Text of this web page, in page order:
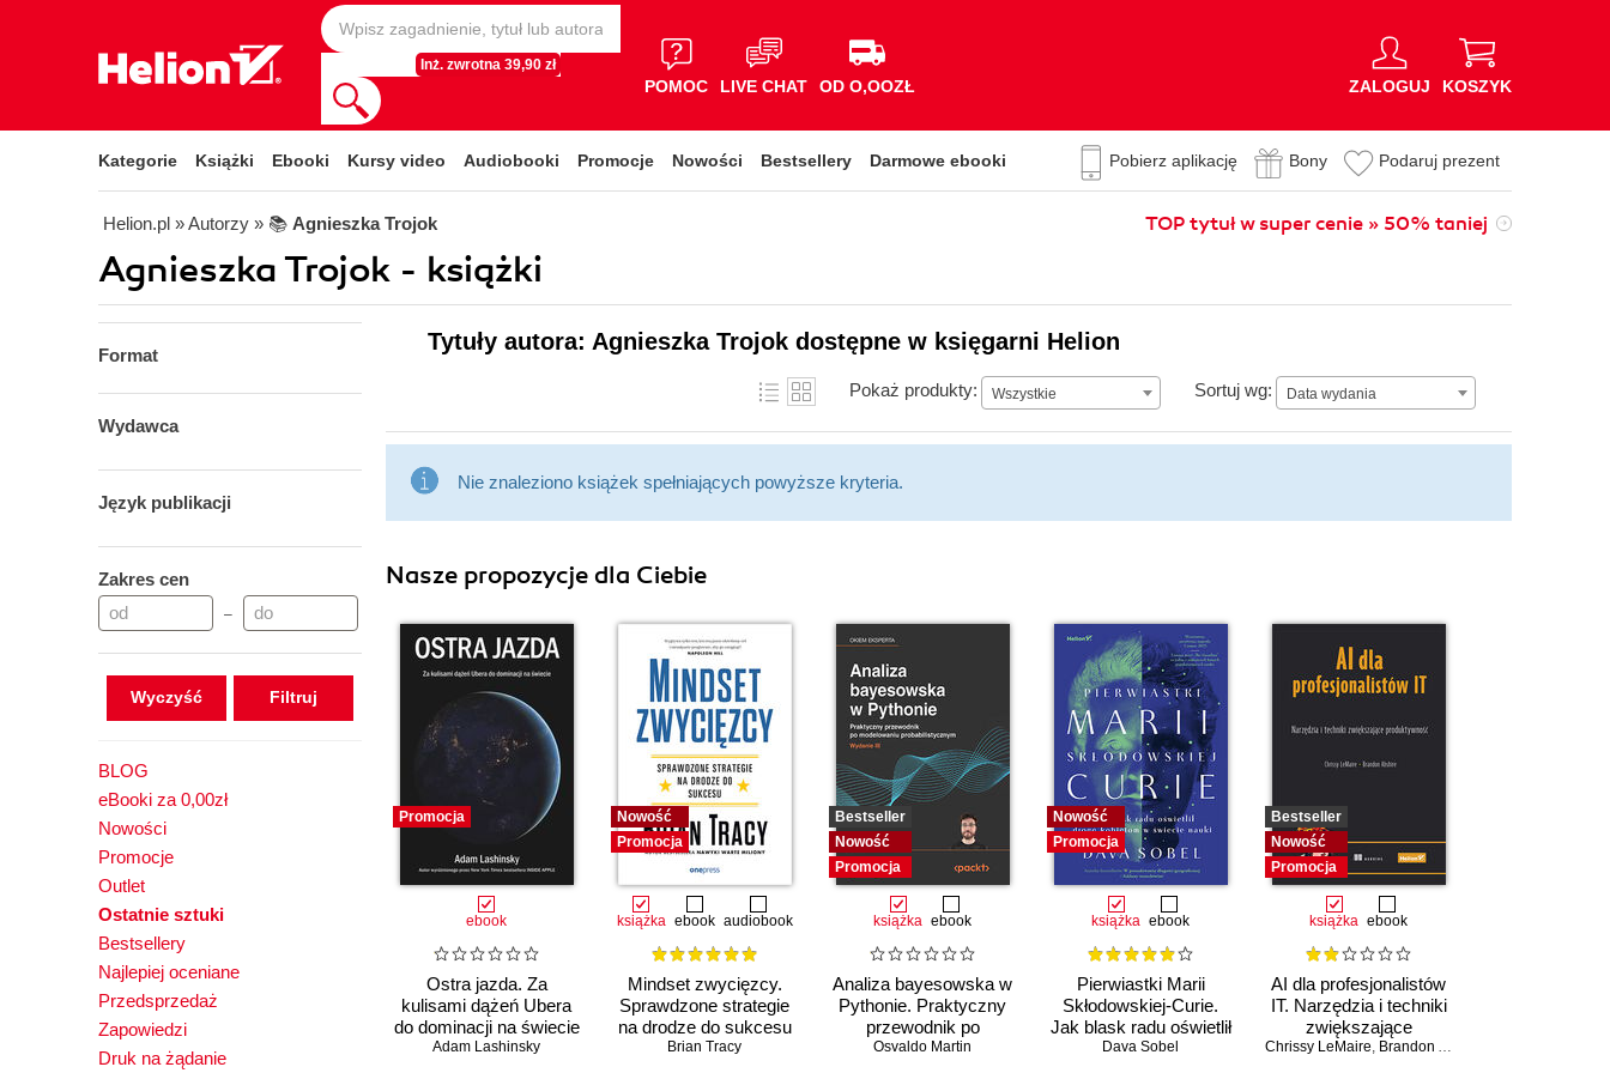
Inż. zwrotna 39,90 zł
POMOC LIVE CHAT OD O,OOZŁ ZALOGUJ KOSZYK
Kategorie Książki Ebooki Kursy video Audiobooki Promocje Nowości Bestsellery Darmowe ebooki Pobierz aplikację Bony Podaruj prezent
Helion.pl » Autorzy » 📚 Agnieszka Trojok TOP tytuł w super cenie » 50% taniej
Agnieszka Trojok - książki
Format
Wydawca
Język publikacji
Zakres cen
–
Wyczyść
BLOG
eBooki za 0,00zł
Nowości
Promocje
Outlet
Ostatnie sztuki
Bestsellery
Najlepiej oceniane
Przedsprzedaż
Zapowiedzi
Druk na żądanie
Tytuły autora: Agnieszka Trojok dostępne w księgarni Helion
Pokaż produkty: Wszystkie Sortuj wg: Data wydania
Data wydania
Nie znaleziono książek spełniających powyższe kryteria.
Nasze propozycje dla Ciebie
Promocja
ebook
Ostra jazda. Za
kulisami dążeń Ubera
do dominacji na świecie
Adam Lashinsky
Nowość
Promocja
książka ebook audiobook
Mindset zwycięzcy.
Sprawdzone strategie
na drodze do sukcesu
Brian Tracy
Bestseller
Nowość
Promocja
książka ebook
Analiza bayesowska w
Pythonie. Praktyczny
przewodnik po
modelowaniu
Osvaldo Martin
Nowość
Promocja
książka ebook
Pierwiastki Marii
Skłodowskiej-Curie.
Jak blask radu oświetlił
drogę kobietom w
Dava Sobel
Bestseller
Nowość
Promocja
książka ebook
AI dla profesjonalistów
IT. Narzędzia i techniki
zwiększające
produktywność
Chrissy LeMaire, Brandon Abshire